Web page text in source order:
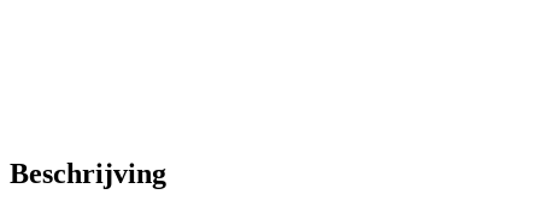
Beschrijving